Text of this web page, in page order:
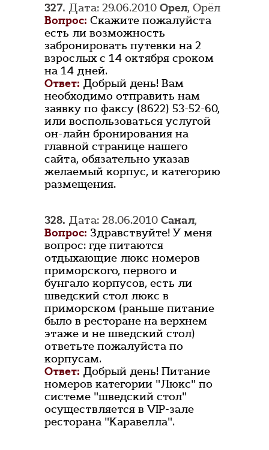
327. Дата: 29.06.2010 Орел, Орёл
Вопрос: Скажите пожалуйста
есть ли возможность
забронировать путевки на 2
взрослых с 14 октября сроком
на 14 дней.
Ответ: Добрый день! Вам
необходимо отправить нам
заявку по факсу (8622) 53-52-60,
или воспользоваться услугой
он-лайн бронирования на
главной странице нашего
сайта, обязательно указав
желаемый корпус, и категорию
размещения.
328. Дата: 28.06.2010 Санал,
Вопрос: Здравствуйте! У меня
вопрос: где питаются
отдыхающие люкс номеров
приморского, первого и
бунгало корпусов, есть ли
шведский стол люкс в
приморском (раньше питание
было в ресторане на верхнем
этаже и не шведский стол)
ответьте пожалуйста по
корпусам.
Ответ: Добрый день! Питание
номеров категории "Люкс" по
системе "шведский стол"
осуществляется в VIP-зале
ресторана "Каравелла".